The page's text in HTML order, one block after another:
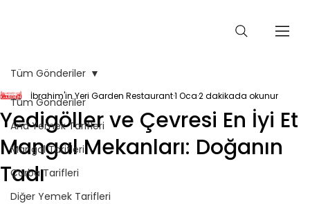
Tüm Gönderiler
Ana Yemek Tarifleri
Mangal Tarifleri
Çorba Tarifleri
Diğer Yemek Tarifleri
Tüm Gönderiler
Yedigöller ve Çevresi En İyi Et
Mangal Mekanları: Doğanın
Tadı
İbrahim'in Yeri Garden Restaurant1 Oca2 dakikada okunur